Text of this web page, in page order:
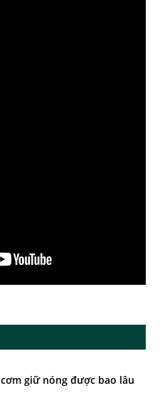
giữ nóng được bao lâu